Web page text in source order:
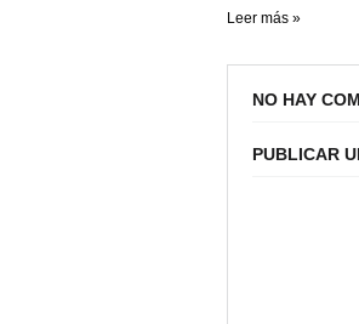
Leer más »
NO HAY
PUBLICAR